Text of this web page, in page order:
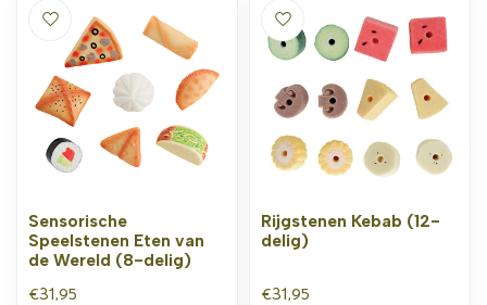
Sensorische
Speelstenen Eten van
de Wereld (8-delig)
€31,95
Rijgstenen Kebab (12-
delig)
€31,95